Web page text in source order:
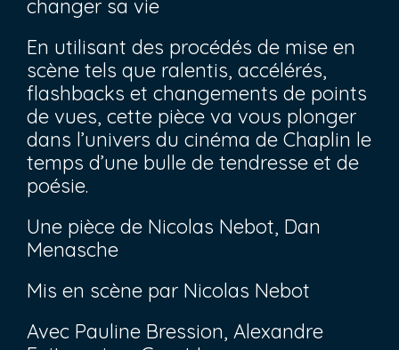
changer sa vie
En utilisant des procédés de mise en
scène tels que ralentis, accélérés,
flashbacks et changements de points
de vues, cette pièce va vous plonger
dans l’univers du cinéma de Chaplin le
temps d’une bulle de tendresse et de
poésie.
Une pièce de Nicolas Nebot, Dan
Menasche
Mis en scène par Nicolas Nebot
Avec Pauline Bression, Alexandre